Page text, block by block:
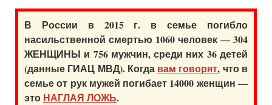
В России в 2015 г. в семье погибло
насильственной смертью 1060 человек — 304
ЖЕНЩИНЫ и 756 мужчин, среди них 36 детей
(данные ГИАЦ МВД). Когда вам говорят, что в
семье от рук мужей погибает 14000 женщин —
это НАГЛАЯ ЛОЖЬ.